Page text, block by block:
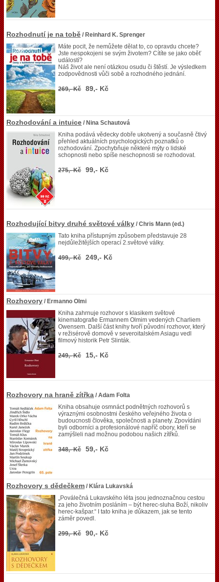
Rozhodnutí je na tobě / Reinhard K. Sprenger
Máte pocit, že nemůžete dělat to, co opravdu chcete?
Jste nespokojeni se svým životem? Cítíte se jako oběť
událostí?
Náš život ale není otázkou osudu či štěstí. Je výsledkem
zodpovědnosti vůči sobě a rozhodného jednání.
269,- Kč 89,- Kč
Rozhodování a intuice / Nina Schautová
Kniha podává vědecky dobře ukotvený a současně čtivý
přehled aktuálních psychologických poznatků o
rozhodování. Zpochybňuje některé mýty o lidské
schopnosti nebo spíše neschopnosti se rozhodovat.
275,- Kč 99,- Kč
Rozhodující bitvy druhé světové války / Chris Mann (ed.)
Tato kniha přístupným způsobem představuje 28
nejdůležitějších operací 2.světové války.
499,- Kč 249,- Kč
Rozhovory / Ermanno Olmi
Kniha zahrnuje rozhovor s klasikem světové
kinematografie Ermannem Olmim vedených Charliem
Owensem. Další část knihy tvoří původní rozhovor, který
v režisérově domově v severoitalském Asiagu vedl
filmový historik Petr Slinták.
249,- Kč 15,- Kč
Rozhovory na hraně zítřka / Adam Folta
Kniha obsahuje osmnáct podnětných rozhovorů s
výraznými osobnostmi českého veřejného života o
budoucnosti člověka, společnosti a planety. Zpovídáni
byli odborníci a profesionálové napříč obory, kteří se
zamýšleli nad možnou podobou našich zítřků.
348,- Kč 59,- Kč
Rozhovory s dědečkem / Klára Lukavská
„Poválečná Lukavského léta jsou jednoznačnou cestou
za jeho životním posláním – být herec-sluha Boží, nikoliv
herec-kašpar.“ I tato kniha je důkazem, jak se tento
záměr povedl.
299,- Kč 90,- Kč